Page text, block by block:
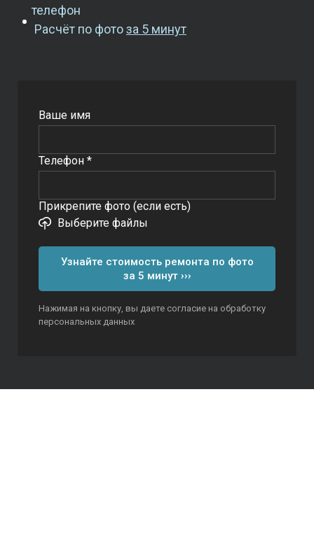
телефон
Расчёт по фотоза 5 минут
Ваше имя
Телефон *
Прикрепите фото (если есть)
Выберите файлы
Узнайте стоимость ремонта по фото
за 5 минут ›››
Нажимая на кнопку, вы даете согласие на обработку
персональных данных